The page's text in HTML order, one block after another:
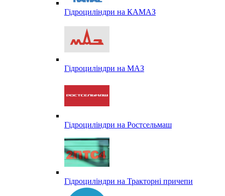
Гідроциліндри на КАМАЗ
Гідроциліндри на МАЗ
Гідроциліндри на Ростсельмаш
Гідроциліндри на Тракторні причепи